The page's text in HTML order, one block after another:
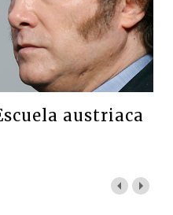
austriaca